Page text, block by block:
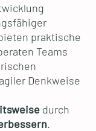
praktische
Teams
Denkweise
durch
.